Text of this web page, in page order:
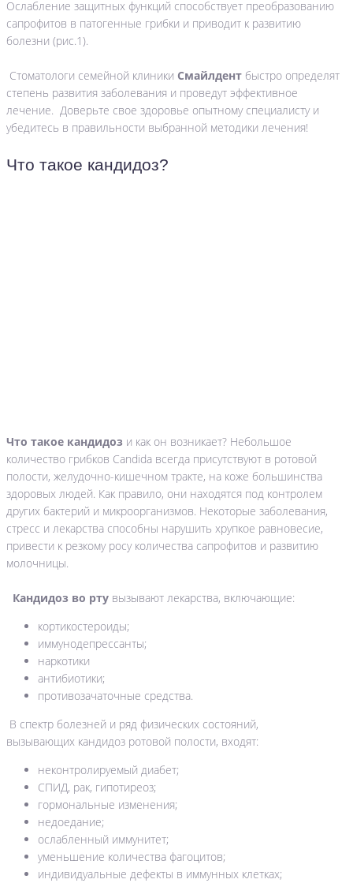
Ослабление защитных функций способствует преобразованию
сапрофитов в патогенные грибки и приводит к развитию
болезни (рис.1).
Стоматологи семейной клиники Смайлдент быстро определят
степень развития заболевания и проведут эффективное
лечение. Доверьте свое здоровье опытному специалисту и
убедитесь в правильности выбранной методики лечения!
Что такое кандидоз?
Что такое кандидоз и как он возникает? Небольшое
количество грибков Candida всегда присутствуют в ротовой
полости, желудочно-кишечном тракте, на коже большинства
здоровых людей. Как правило, они находятся под контролем
других бактерий и микроорганизмов. Некоторые заболевания,
стресс и лекарства способны нарушить хрупкое равновесие,
привести к резкому росу количества сапрофитов и развитию
молочницы.
Кандидоз во рту вызывают лекарства, включающие:
кортикостероиды;
иммунодепрессанты;
наркотики
антибиотики;
противозачаточные средства.
В спектр болезней и ряд физических состояний,
вызывающих кандидоз ротовой полости, входят:
неконтролируемый диабет;
СПИД, рак, гипотиреоз;
гормональные изменения;
недоедание;
ослабленный иммунитет;
уменьшение количества фагоцитов;
индивидуальные дефекты в иммунных клетках;